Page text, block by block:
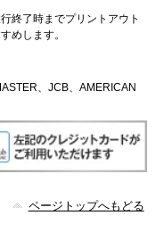
終了時までプリントアウト
めします。
、JCB、AMERICAN
ページトップへもどる